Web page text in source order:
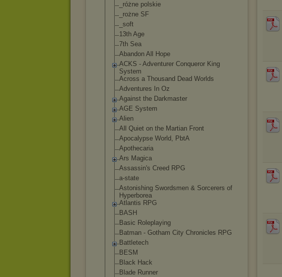
_różne polskie
_rożne SF
_soft
13th Age
7th Sea
Abandon All Hope
ACKS - Adventurer Conqueror King
System
Across a Thousand Dead Worlds
Adventures In Oz
Against the Darkmaster
AGE System
Alien
All Quiet on the Martian Front
Apocalypse World, PbtA
Apothecaria
Ars Magica
Assassin's Creed RPG
a-state
Astonishing Swordsmen & Sorcerers of
Hyperborea
Atlantis RPG
BASH
Basic Roleplaying
Batman - Gotham City Chronicles RPG
Battletech
BESM
Black Hack
Blade Runner